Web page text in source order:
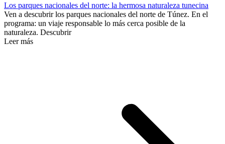
Los parques nacionales del norte: la hermosa naturaleza tunecina
Ven a descubrir los parques nacionales del norte de Túnez. En el
programa: un viaje responsable lo más cerca posible de la
naturaleza. Descubrir
Leer más